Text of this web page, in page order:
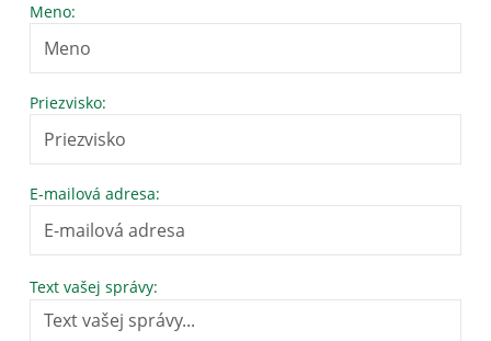
Meno:
Priezvisko:
E-mailová adresa:
Text vašej správy: